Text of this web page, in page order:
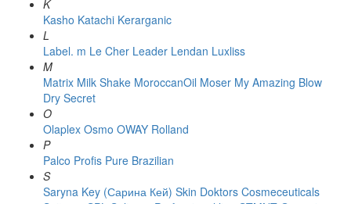
K
Kasho Katachi Kerarganic
L
Label. m Le Cher Leader Lendan Luxliss
M
Matrix Milk Shake MoroccanOil Moser My Amazing Blow
Dry Secret
O
Olaplex Osmo OWAY Rolland
P
Palco Profis Pure Brazilian
S
Saryna Key (Сарина Кей) Skin Doktors Cosmeceuticals